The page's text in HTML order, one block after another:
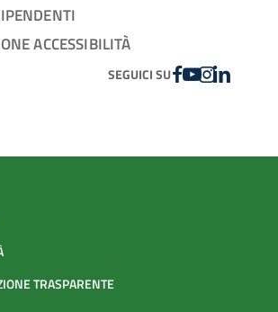
ACCESSIBILITÀ
SEGUICI SUFACEBOOK
YOUTUBE
INSTAGRAM
LINKEDIN
TRASPARENTE